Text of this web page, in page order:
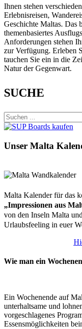
Ihnen stehen
Erlebnisreisen,
Geschichte Maltas. Das
themenbasiertes
Anforderungen stehen
zur Verfügung. Erleben
tauchen Sie ein in die
Natur der Gegenwart.
SUCHE
Unser Malta
Malta Kalender für das
„Impressionen aus
von den Inseln Malta
Urlaubsfeeling in euer
Wie man ein
Ein Wochenende auf
unterhaltsame und
vorgeschlagenes
Essensmöglichkeiten